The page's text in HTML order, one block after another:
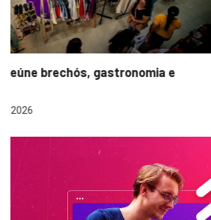
LAZER E CULTURA
Bugonia transforma paranoia e
um...
7 de agosto de 2026